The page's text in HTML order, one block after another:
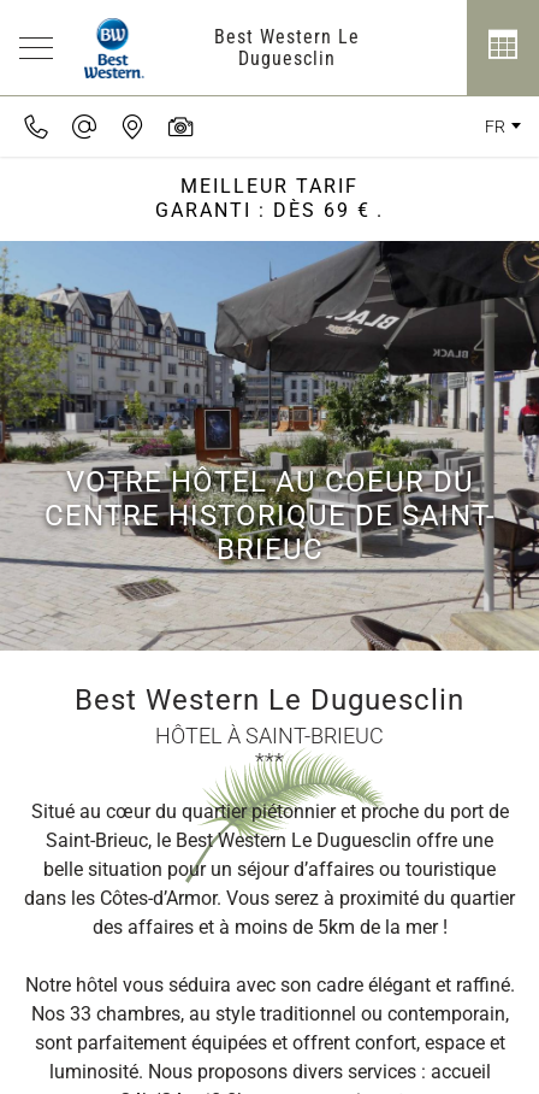
Best Western Le
Duguesclin
FR
MEILLEUR TARIF
GARANTI : DÈS 69 € .
VOTRE HÔTEL AU COEUR DU
CENTRE HISTORIQUE DE SAINT-
BRIEUC
Best Western Le Duguesclin
HÔTEL À SAINT-BRIEUC
***
Situé au cœur du quartier piétonnier et proche du port de
Saint-Brieuc, le Best Western Le Duguesclin offre une
belle situation pour un séjour d’affaires ou touristique
dans les Côtes-d’Armor. Vous serez à proximité du quartier
des affaires et à moins de 5km de la mer !
Notre hôtel vous séduira avec son cadre élégant et raffiné.
Nos 33 chambres, au style traditionnel ou contemporain,
sont parfaitement équipées et offrent confort, espace et
luminosité. Nous proposons divers services : accueil